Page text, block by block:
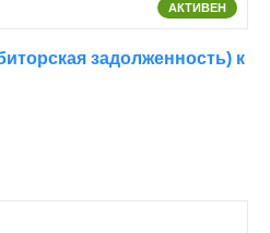
АКТИВЕН
задолженность) к